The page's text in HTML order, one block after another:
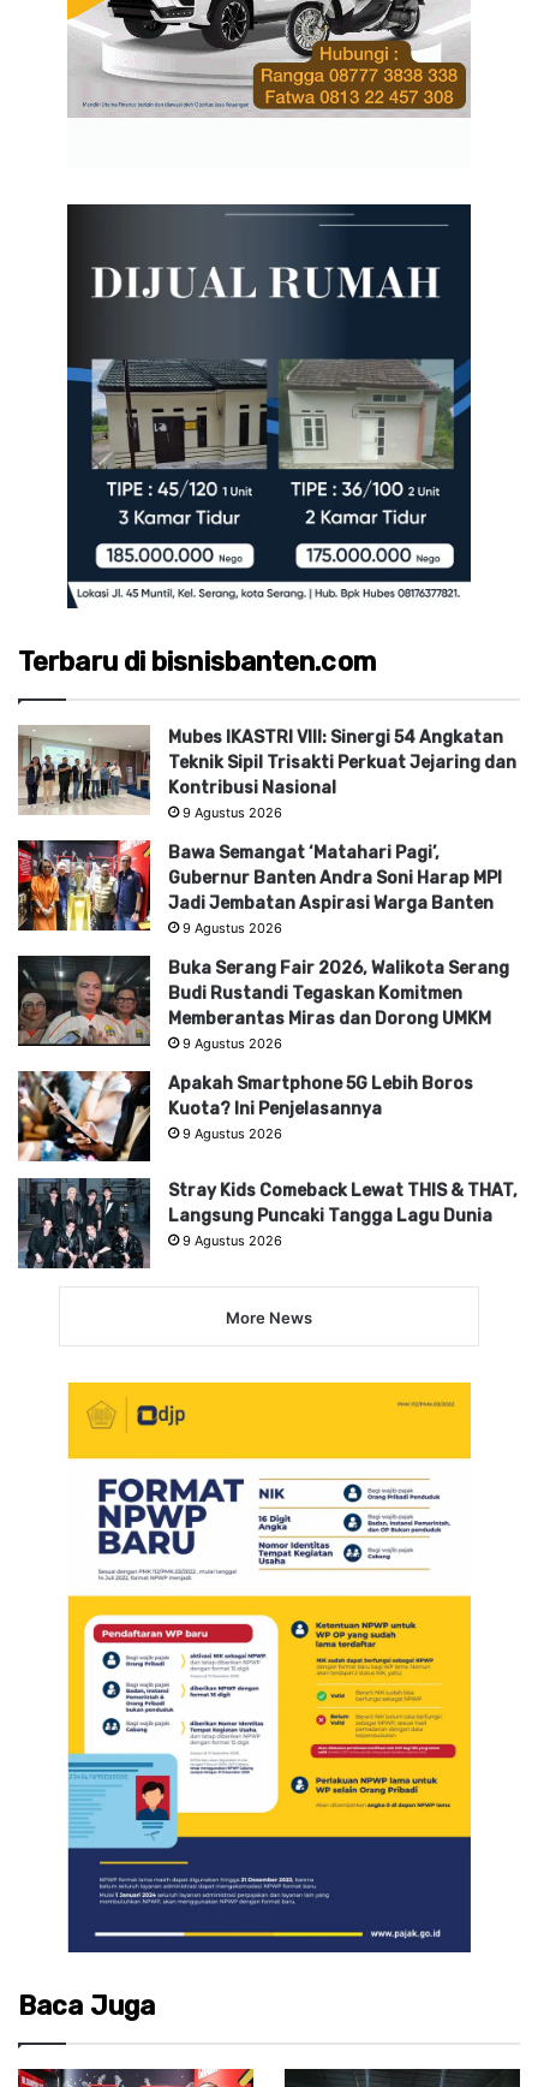
Terbaru di bisnisbanten.com
Mubes IKASTRI VIII: Sinergi 54 Angkatan
Teknik Sipil Trisakti Perkuat Jejaring dan
Kontribusi Nasional
9 Agustus 2026
Bawa Semangat ‘Matahari Pagi’,
Gubernur Banten Andra Soni Harap MPI
Jadi Jembatan Aspirasi Warga Banten
9 Agustus 2026
Buka Serang Fair 2026, Walikota Serang
Budi Rustandi Tegaskan Komitmen
Memberantas Miras dan Dorong UMKM
9 Agustus 2026
Apakah Smartphone 5G Lebih Boros
Kuota? Ini Penjelasannya
9 Agustus 2026
Stray Kids Comeback Lewat THIS & THAT,
Langsung Puncaki Tangga Lagu Dunia
9 Agustus 2026
More News
Baca Juga